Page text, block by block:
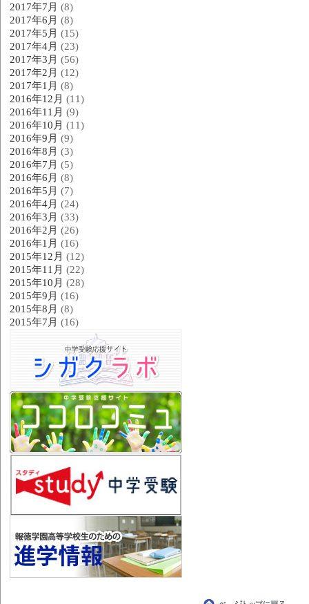
2017年7月 (8)
2017年6月 (8)
2017年5月 (15)
2017年4月 (23)
2017年3月 (56)
2017年2月 (12)
2017年1月 (8)
2016年12月 (11)
2016年11月 (9)
2016年10月 (11)
2016年9月 (9)
2016年8月 (3)
2016年7月 (5)
2016年6月 (8)
2016年5月 (7)
2016年4月 (24)
2016年3月 (33)
2016年2月 (26)
2016年1月 (16)
2015年12月 (12)
2015年11月 (22)
2015年10月 (28)
2015年9月 (16)
2015年8月 (8)
2015年7月 (16)